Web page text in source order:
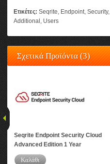
Ετικέτες: Seqrite, Endpoint, Security,
Additional , Users
Σχετικά Προϊόντα (3)
Seqrite Endpoint Security Cloud
Advanced Edition 1 Year
Καλάθι